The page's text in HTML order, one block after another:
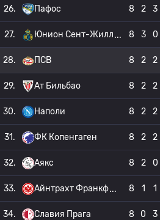
26. Пафос 8 2 3
27. Юнион Сент-Жилл 8 3 0
28. ПСВ 8 2 2
29. Ат Бильбао 8 2 2
30. Наполи 8 2 2
31. ФК Копенгаген 8 2 2
32. Аякс 8 2 0
33. Айнтрахт Франкф 8 1 1
34. Славия Прага 8 0 3